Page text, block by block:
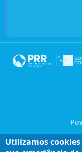
Utilizamos